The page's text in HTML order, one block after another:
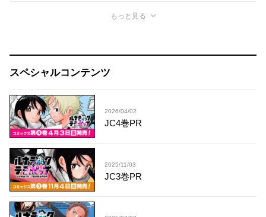
もっと見る
スペシャルコンテンツ
2026/04/02
JC4巻PR
2025/11/03
JC3巻PR